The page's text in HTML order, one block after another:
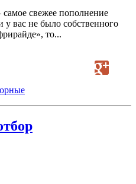
свежее пополнение
вас не было собственного
то...